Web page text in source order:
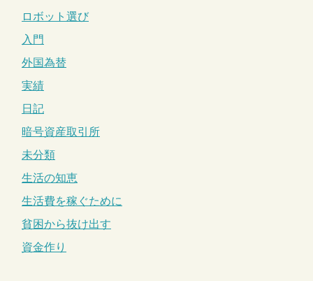
ロボット選び
入門
外国為替
実績
日記
暗号資産取引所
未分類
生活の知恵
生活費を稼ぐために
貧困から抜け出す
資金作り